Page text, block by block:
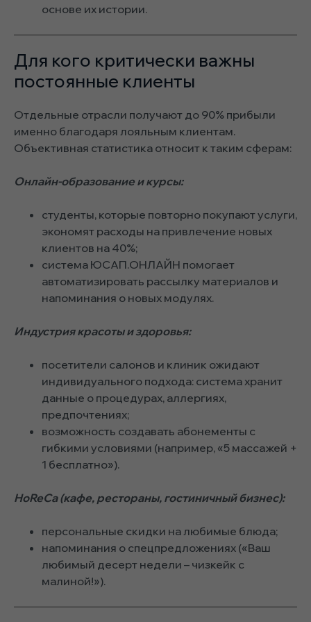
основе их истории.
Для кого критически важны
постоянные клиенты
Отдельные отрасли получают до 90% прибыли
именно благодаря лояльным клиентам.
Объективная статистика относит к таким сферам:
Онлайн-образование и курсы:
студенты, которые повторно покупают услуги,
экономят расходы на привлечение новых
клиентов на 40%;
система ЮСАП.ОНЛАЙН помогает
автоматизировать рассылку материалов и
напоминания о новых модулях.
Индустрия красоты и здоровья:
посетители салонов и клиник ожидают
индивидуального подхода: система хранит
данные о процедурах, аллергиях,
предпочтениях;
возможность создавать абонементы с
гибкими условиями (например, «5 массажей +
1 бесплатно»).
HoReCa (кафе, рестораны, гостиничный бизнес):
персональные скидки на любимые блюда;
напоминания о спецпредложениях («Ваш
любимый десерт недели – чизкейк с
малиной!»).